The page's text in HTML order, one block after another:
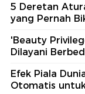
5 Deretan
yang Pernah
'Beauty
Dilayani
Efek Piala
Otomatis